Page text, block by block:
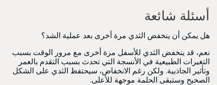
أسئلة شائعة
هل يمكن أن ينخفض الثدي مرة أخرى بعد عملية الشد؟
نعم، قد ينخفض الثدي للأسفل مرة أخرى مع مرور الوقت بسبب
التغيرات الطبيعية في الأنسجة التي تحدث بسبب التقدم بالعمر
وتأثير الجاذبية. ولكن رغم الانخفاض، سيحتفظ الثدي على الشكل
الصحيح وستبقى الحلمة موجهة للأعلى.